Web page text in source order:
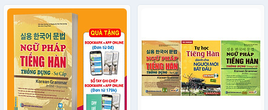
Dụng ( tặng Những từ dễ
nhầm lẫn trong tiếng Hàn
95k)